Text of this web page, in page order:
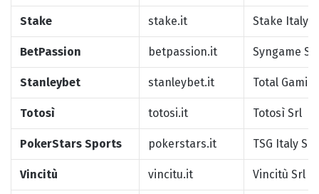
Stake stake.it Stake Italy
BetPassion betpassion.it Syngame
Stanleybet stanleybet.it Total
Totosì totosi.it Totosì Srl
PokerStars Sports pokerstars.it TSG Italy Srl
Vincitù vincitu.it Vincitù Srl